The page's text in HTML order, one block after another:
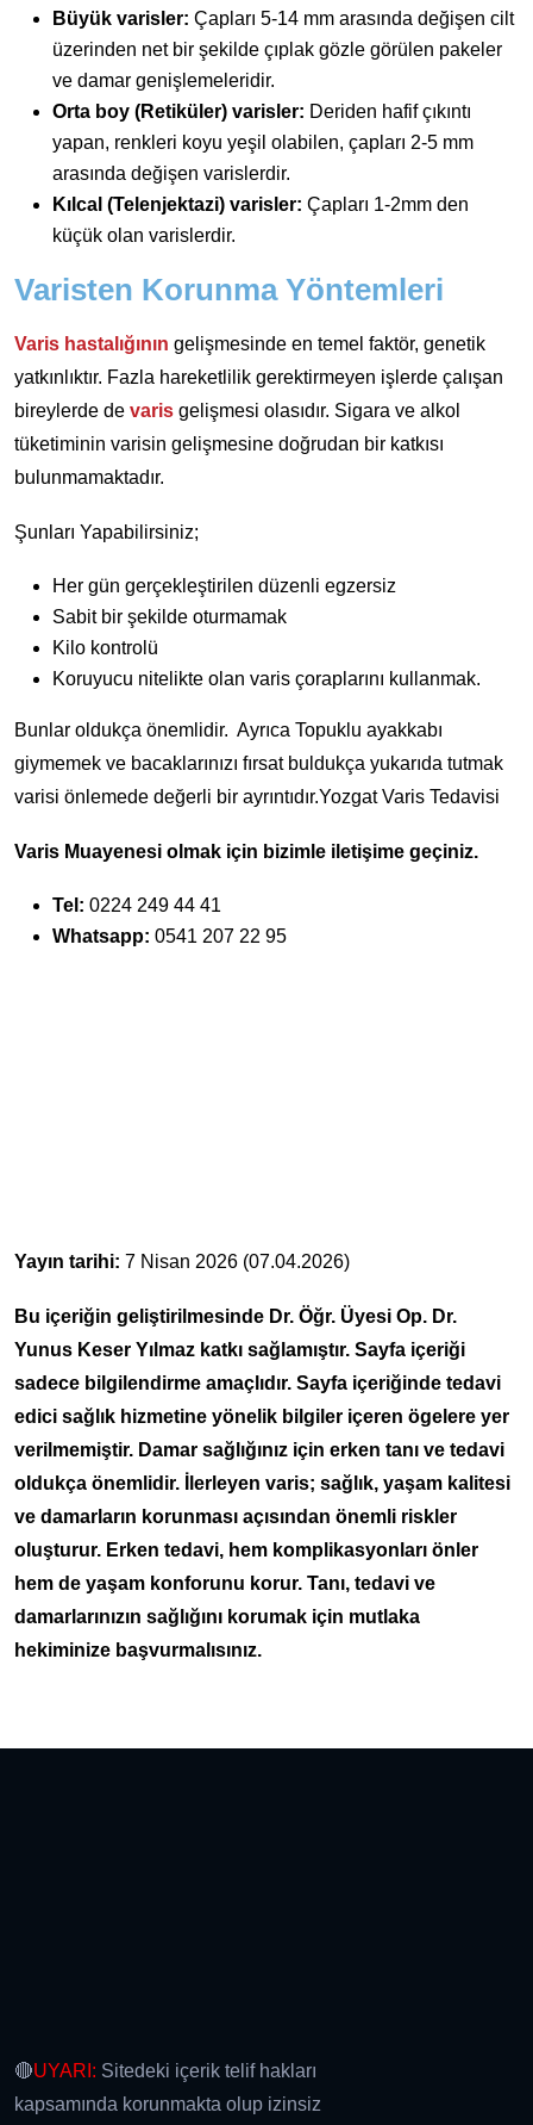
Büyük varisler: Çapları 5-14 mm arasında değişen cilt
üzerinden net bir şekilde çıplak gözle görülen pakeler
ve damar genişlemeleridir.
Orta boy (Retiküler) varisler: Deriden hafif çıkıntı
yapan, renkleri koyu yeşil olabilen, çapları 2-5 mm
arasında değişen varislerdir.
Kılcal (Telenjektazi) varisler: Çapları 1-2mm den
küçük olan varislerdir.
Varisten Korunma Yöntemleri
Varis hastalığının gelişmesinde en temel faktör, genetik
yatkınlıktır. Fazla hareketlilik gerektirmeyen işlerde çalışan
bireylerde de varis gelişmesi olasıdır. Sigara ve alkol
tüketiminin varisin gelişmesine doğrudan bir katkısı
bulunmamaktadır.
Şunları Yapabilirsiniz;
Her gün gerçekleştirilen düzenli egzersiz
Sabit bir şekilde oturmamak
Kilo kontrolü
Koruyucu nitelikte olan varis çoraplarını kullanmak.
Bunlar oldukça önemlidir. Ayrıca Topuklu ayakkabı
giymemek ve bacaklarınızı fırsat buldukça yukarıda tutmak
varisi önlemede değerli bir ayrıntıdır.Yozgat Varis Tedavisi
Varis Muayenesi olmak için bizimle iletişime geçiniz.
Tel: 0224 249 44 41
Whatsapp: 0541 207 22 95
Yayın tarihi: 7 Nisan 2026 (07.04.2026)
Bu içeriğin geliştirilmesinde Dr. Öğr. Üyesi Op. Dr.
Yunus Keser Yılmaz katkı sağlamıştır. Sayfa içeriği
sadece bilgilendirme amaçlıdır. Sayfa içeriğinde tedavi
edici sağlık hizmetine yönelik bilgiler içeren ögelere yer
verilmemiştir. Damar sağlığınız için erken tanı ve tedavi
oldukça önemlidir. İlerleyen varis; sağlık, yaşam kalitesi
ve damarların korunması açısından önemli riskler
oluşturur. Erken tedavi, hem komplikasyonları önler
hem de yaşam konforunu korur. Tanı, tedavi ve
damarlarınızın sağlığını korumak için mutlaka
hekiminize başvurmalısınız.
🔴UYARI: Sitedeki içerik telif hakları
kapsamında korunmakta olup izinsiz